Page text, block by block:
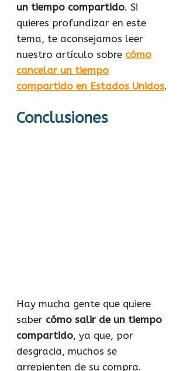
un tiempo compartido. Si
quieres profundizar en este
tema, te aconsejamos leer
nuestro artículo sobre cómo
cancelar un tiempo
compartido en Estados Unidos.
Conclusiones
Hay mucha gente que quiere
saber cómo salir de un tiempo
compartido, ya que, por
desgracia, muchos se
arrepienten de su compra.